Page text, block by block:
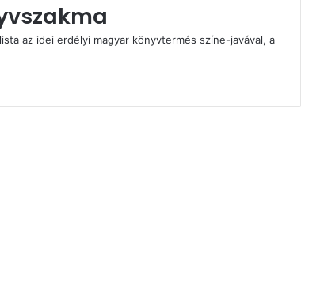
az idei erdélyi magyar könyvtermés színe-javával, a